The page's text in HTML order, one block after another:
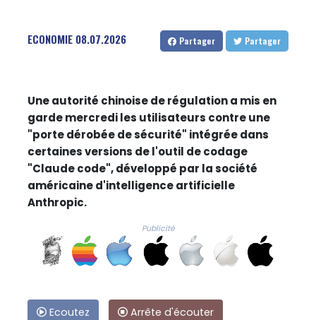
ECONOMIE 08.07.2026 Partager Partager
Une autorité chinoise de régulation a mis en
garde mercredi les utilisateurs contre une
"porte dérobée de sécurité" intégrée dans
certaines versions de l'outil de codage
"Claude code", développé par la société
américaine d'intelligence artificielle
Anthropic.
Publicité
Ecoutez
Arrête d'écouter